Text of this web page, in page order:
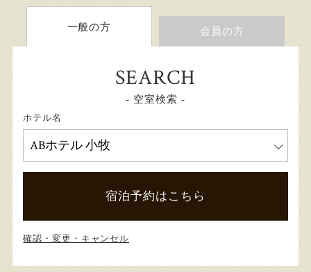
一般の方 会員の方
SEARCH
- 空室検索 -
ホテル名
宿泊予約はこちら
確認・変更・キャンセル